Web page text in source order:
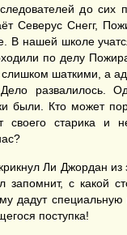
до сих
Северус Снегг,
В нашей школе
по делу
слишком шаткими, а
развалилось.
были. Кто может
своего старика и
Ли Джордан из
запомнит, с какой
дадут
поступка!